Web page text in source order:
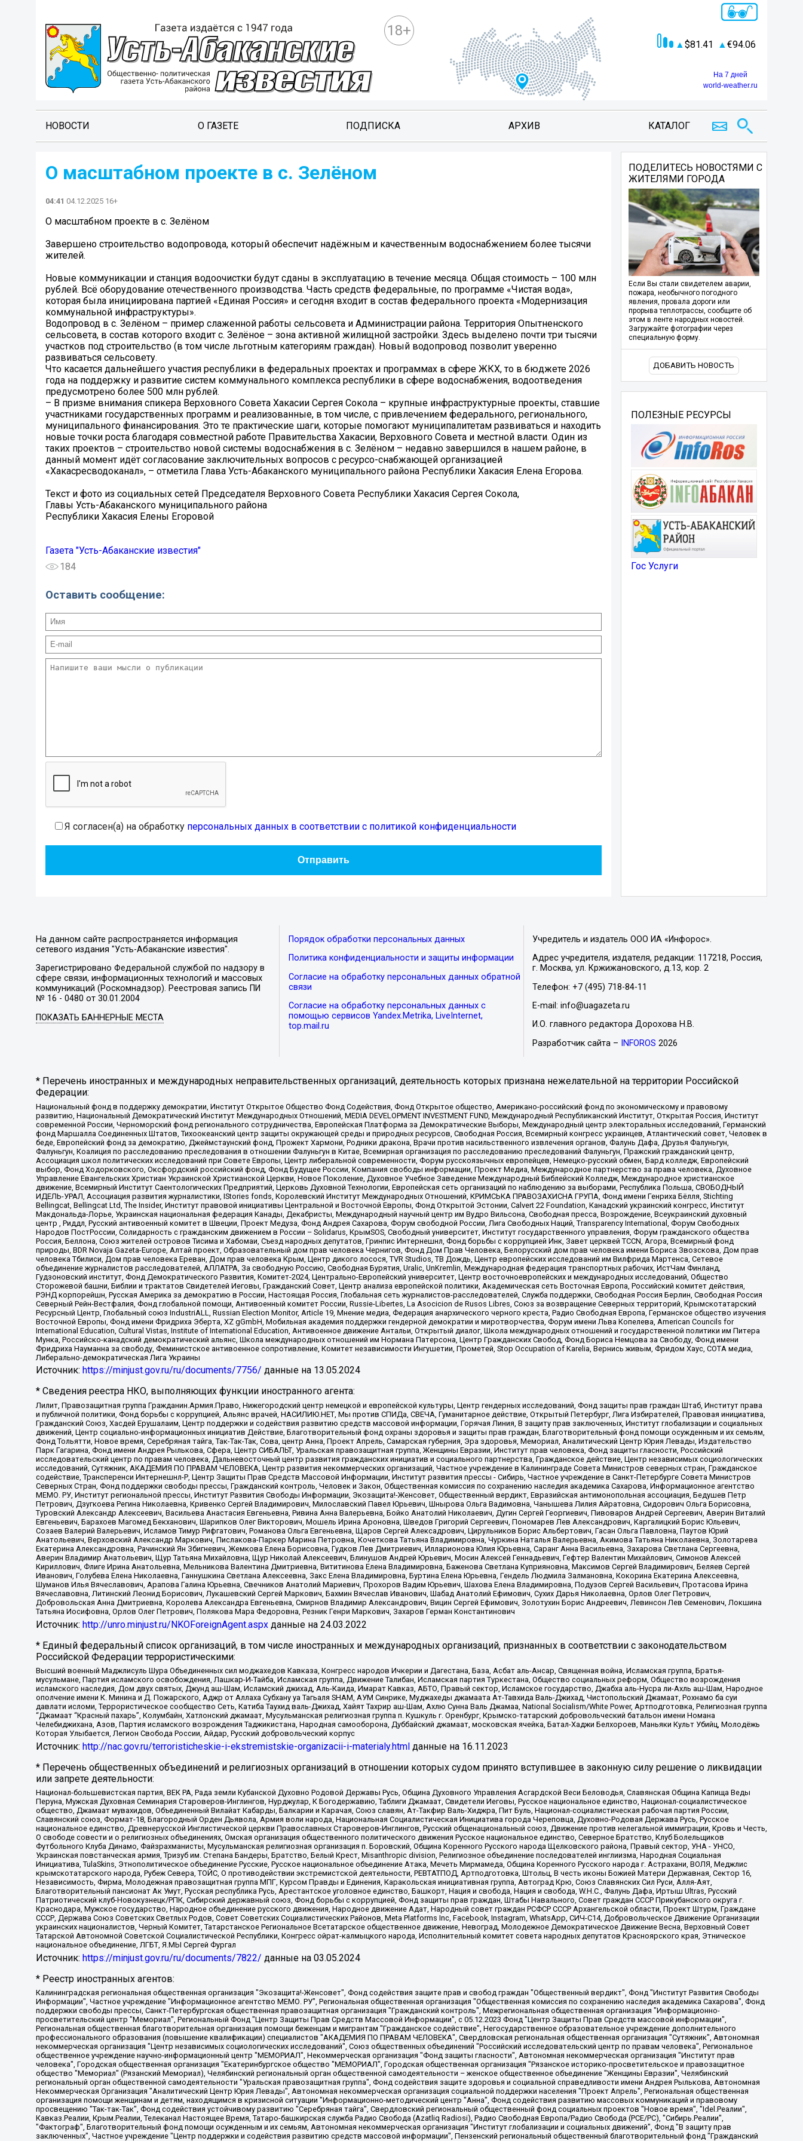
18+
81.41 94.06
На 7 дней
world-weather.ru
НОВОСТИ О ГАЗЕТЕ ПОДПИСКА АРХИВ КАТАЛОГ
О масштабном проекте в с. Зелёном
04:41 04.12.2025 16+
О масштабном проекте в с. Зелёном
Завершено строительство водопровода, который обеспечит надёжным и качественным водоснабжением более тысячи
жителей.
Новые коммуникации и станция водоочистки будут сданы в эксплуатацию в течение месяца. Общая стоимость – 100 млн
рублей. Всё оборудование отечественного производства. Часть средств федеральные, по программе «Чистая вода»,
которая была инициирована партией «Единая Россия» и сегодня входит в состав федерального проекта «Модернизация
коммунальной инфраструктуры».
Водопровод в с. Зелёном – пример слаженной работы сельсовета и Администрации района. Территория Опытненского
сельсовета, в состав которого входит с. Зелёное – зона активной жилищной застройки. Здесь выделено почти три тысячи
участков под строительство (в том числе льготным категориям граждан). Новый водопровод позволит уверенно
развиваться сельсовету.
Что касается дальнейшего участия республики в федеральных проектах и программах в сфере ЖКХ, то в бюджете 2026
года на поддержку и развитие систем коммунального комплекса республики в сфере водоснабжения, водоотведения
предусмотрено более 500 млн рублей.
– В призме внимания спикера Верховного Совета Хакасии Сергея Сокола – крупные инфраструктурные проекты, ставшие
участниками государственных программ и реализованные, в том числе, с привлечением федерального, регионального,
муниципального финансирования. Это те практические шаги, которые помогают муниципалитетам развиваться и находить
новые точки роста благодаря совместной работе Правительства Хакасии, Верховного Совета и местной власти. Один из
таких проектов – строительство новой системы водоснабжения в с. Зелёном – недавно завершился в нашем районе, в
данный момент идёт согласование заключительных вопросов с ресурсо-снабжающей организацией
«Хакасресводоканал», – отметила Глава Усть-Абаканского муниципального района Республики Хакасия Елена Егорова.
Текст и фото из социальных сетей Председателя Верховного Совета Республики Хакасия Сергея Сокола,
Главы Усть-Абаканского муниципального района
Республики Хакасия Елены Егоровой
Газета "Усть-Абаканские известия"
184
Оставить сообщение:
Я согласен(а) на обработку персональных данных в соответствии с политикой конфиденциальности
ПОДЕЛИТЕСЬ НОВОСТЯМИ С
ЖИТЕЛЯМИ ГОРОДА
Если Вы стали свидетелем аварии,
пожара, необычного погодного
явления, провала дороги или
прорыва теплотрассы, сообщите об
этом в ленте народных новостей.
Загружайте фотографии через
специальную форму.
ДОБАВИТЬ НОВОСТЬ
ПОЛЕЗНЫЕ РЕСУРСЫ
Гос Услуги
На данном сайте распространяется информация
сетевого издания "Усть-Абаканские известия".
Зарегистрировано Федеральной службой по надзору в
сфере связи, информационных технологий и массовых
коммуникаций (Роскомнадзор). Реестровая запись ПИ
№ 16 - 0480 от 30.01.2004
ПОКАЗАТЬ БАННЕРНЫЕ МЕСТА
Порядок обработки персональных данных
Политика конфиденциальности и защиты информации
Согласие на обработку персональных данных обратной
связи
Согласие на обработку персональных данных с
помощью сервисов Yandex.Metrika, LiveInternet,
top.mail.ru
Учредитель и издатель ООО ИА «Инфорос».
Адрес учредителя, издателя, редакции: 117218, Россия,
г. Москва, ул. Кржижановского, д.13, кор. 2
Телефон: +7 (495) 718-84-11
E-mail: info@uagazeta.ru
И.О. главного редактора Дорохова Н.В.
Разработчик сайта –
INFOROS 2026
* Перечень иностранных и международных неправительственных организаций, деятельность которых признана нежелательной на территории Российской
Федерации:
Национальный фонд в поддержку демократии, Институт Открытое Общество Фонд Содействия, Фонд Открытое общество, Американо-российский фонд по экономическому и правовому
развитию, Национальный Демократический Институт Международных Отношений, MEDIA DEVELOPMENT INVESTMENT FUND, Международный Республиканский Институт, Открытая Россия, Институт
современной России, Черноморский фонд регионального сотрудничества, Европейская Платформа за Демократические Выборы, Международный центр электоральных исследований, Германский
фонд Маршалла Соединенных Штатов, Тихоокеанский центр защиты окружающей среды и природных ресурсов, Свободная Россия, Всемирный конгресс украинцев, Атлантический совет, Человек в
беде, Европейский фонд за демократию, Джеймстаунский фонд, Прожект Хармони, Родники дракона, Врачи против насильственного извлечения органов, Фалунь Дафа, Друзья Фалуньгун,
Фалуньгун, Коалиция по расследованию преследования в отношении Фалуньгун в Китае, Всемирная организация по расследованию преследований Фалуньгун, Пражский гражданский центр,
Ассоциация школ политических исследований при Совете Европы, Центр либеральной современности, Форум русскоязычных европейцев, Немецко-русский обмен, Бард колледж, Европейский
выбор, Фонд Ходорковского, Оксфордский российский фонд, Фонд Будущее России, Компания свободы информации, Проект Медиа, Международное партнерство за права человека, Духовное
Управление Евангельских Христиан Украинской Христианской Церкви, Новое Поколение, Духовное Учебное Заведение Международный Библейский Колледж, Международное христианское
движение, Всемирный Институт Саентологических Предприятий, Церковь Духовной Технологии, Европейская сеть организаций по наблюдению за выборами, Республика Польша, СВОБОДНЫЙ
ИДЕЛЬ-УРАЛ, Ассоциация развития журналистики, IStories fonds, Королевский Институт Международных Отношений, КРИМСЬКА ПРАВОЗАХИСНА ГРУПА, Фонд имени Генриха Бёлля, Stichting
Bellingcat, Bellingcat Ltd, The Insider, Институт правовой инициативы Центральной и Восточной Европы, Фонд Открытой Эстонии, Calvert 22 Foundation, Канадский украинский конгресс, Институт
Макдональда-Лорье, Украинская национальная федерация Канады, Декабристы, Международный научный центр им Вудро Вильсона, Свободная пресса, Возрождение, Всеукраинский духовный
центр , Риддл, Русский антивоенный комитет в Швеции, Проект Медуза, Фонд Андрея Сахарова, Форум свободной России, Лига Свободных Наций, Transparеncy International, Форум Свободных
Народов ПостРоссии, Солидарность с гражданским движением в России – Solidarus, КрымSOS, Свободный университет, Институт государственного управления, Форум гражданского общества
Россия, Беллона, Союз жителей островов Тисима и Хабомаи, Съезд народных депутатов, Гринпис Интернешнл, Фонд борьбы с коррупцией Инк, Завет церквей TCCN, Агора, Всемирный фонд
природы, BDR Novaja Gazeta-Europe, Алтай проект, Образовательный дом прав человека Чернигов, Фонд Дом Прав Человека, Белорусский дом прав человека имени Бориса Звозскова, Дом прав
человека Тбилиси, Дом прав человека Ереван, Дом прав человека Крым, Центр дикого лосося, TVR Studios, ТВ Дождь, Центр европейских исследований им Вилфрида Мартенса, Сетевое
объединение журналистов расследователей, АЛЛАТРА, За свободную Россию, Свободная Бурятия, Uralic, UnKremlin, Международная федерация транспортных рабочих, ИстЧам Финланд,
Гудзоновский институт, Фонд Демократического Развития, Комитет-2024, Центрально-Европейский университет, Центр восточноевропейских и международных исследований, Общество
Сторожевой башни, Библии и трактатов Свидетелей Иеговы, Гражданский Совет, Центр анализа европейской политики, Академическая сеть Восточная Европа, Российский комитет действия,
РЭНД корпорейшн, Русская Америка за демократию в России, Настоящая Россия, Глобальная сеть журналистов-расследователей, Служба поддержки, Свободная Россия Берлин, Свободная Россия
Северный Рейн-Вестфалия, Фонд глобальной помощи, Антивоенный комитет России, Russie-Libertes, La Asocicion de Rusos Libres, Союз за возвращение Северных территорий, Крымскотатарский
Ресурсный Центр, Глобальный союз IndustriALL, Russian Election Monitor, Article 19, Мнение медиа, Федерация анархического черного креста, Радио Свободная Европа, Германское общество изучения
Восточной Европы, Фонд имени Фридриха Эберта, XZ gGmbH, Мобильная академия поддержки гендерной демократии и миротворчества, Форум имени Льва Копелева, American Councils for
International Education, Cultural Vistas, Institute of International Education, Антивоенное движение Антальи, Открытый диалог, Школа международных отношений и государственной политики им Питера
Мунка, Российско-канадский демократический альянс, Школа международных отношений им Нормана Патерсона, Центр Гражданских Свобод, Фонд Бориса Немцова за Свободу, Фонд имени
Фридриха Науманна за свободу, Феминистское антивоенное сопротивление, Комитет независимости Ингушетии, Прометей, Stop Occupation of Karelia, Вернись живым, Фридом Хаус, СОТА медиа,
Либерально-демократическая Лига Украины
Источник: https://minjust.gov.ru/ru/documents/7756/ данные на 13.05.2024
* Сведения реестра НКО, выполняющих функции иностранного агента:
Лилит, Правозащитная группа Гражданин.Армия.Право, Нижегородский центр немецкой и европейской культуры, Центр гендерных исследований, Фонд защиты прав граждан Штаб, Институт права
и публичной политики, Фонд борьбы с коррупцией, Альянс врачей, НАСИЛИЮ.НЕТ, Мы против СПИДа, СВЕЧА, Гуманитарное действие, Открытый Петербург, Лига Избирателей, Правовая инициатива,
Гражданский Союз, Хасдей Ерушалаим, Центр поддержки и содействия развитию средств массовой информации, Горячая Линия, В защиту прав заключенных, Институт глобализации и социальных
движений, Центр социально-информационных инициатив Действие, Благотворительный фонд охраны здоровья и защиты прав граждан, Благотворительный фонд помощи осужденным и их семьям,
Фонд Тольятти, Новое время, Серебряная тайга, Так-Так-Так, Сова, центр Анна, Проект Апрель, Самарская губерния, Эра здоровья, Мемориал, Аналитический Центр Юрия Левады, Издательство
Парк Гагарина, Фонд имени Андрея Рылькова, Сфера, Центр СИБАЛЬТ, Уральская правозащитная группа, Женщины Евразии, Институт прав человека, Фонд защиты гласности, Российский
исследовательский центр по правам человека, Дальневосточный центр развития гражданских инициатив и социального партнерства, Гражданское действие, Центр независимых социологических
исследований, Сутяжник, АКАДЕМИЯ ПО ПРАВАМ ЧЕЛОВЕКА, Центр развития некоммерческих организаций, Частное учреждение в Калининграде Совета Министров северных стран, Гражданское
содействие, Трансперенси Интернешнл-Р, Центр Защиты Прав Средств Массовой Информации, Институт развития прессы - Сибирь, Частное учреждение в Санкт-Петербурге Совета Министров
Северных Стран, Фонд поддержки свободы прессы, Гражданский контроль, Человек и Закон, Общественная комиссия по сохранению наследия академика Сахарова, Информационное агентство
МЕМО. РУ, Институт региональной прессы, Институт Развития Свободы Информации, Экозащита!-Женсовет, Общественный вердикт, Евразийская антимонопольная ассоциация, Бедушев Петр
Петрович, Дзугкоева Регина Николаевна, Кривенко Сергей Владимирович, Милославский Павел Юрьевич, Шнырова Ольга Вадимовна, Чанышева Лилия Айратовна, Сидорович Ольга Борисовна,
Туровский Александр Алексеевич, Васильева Анастасия Евгеньевна, Ривина Анна Валерьевна, Бойко Анатолий Николаевич, Дугин Сергей Георгиевич, Пивоваров Андрей Сергеевич, Аверин Виталий
Евгеньевич, Барахоев Магомед Бекханович, Шарипков Олег Викторович, Мошель Ирина Ароновна, Шведов Григорий Сергеевич, Пономарев Лев Александрович, Каргалицкий Борис Юльевич,
Созаев Валерий Валерьевич, Исламов Тимур Рифгатович, Романова Ольга Евгеньевна, Щаров Сергей Алексадрович, Цирульников Борис Альбертович, Гасан Ольга Павловна, Паутов Юрий
Анатольевич, Верховский Александр Маркович, Пислакова-Паркер Марина Петровна, Кочеткова Татьяна Владимировна, Чуркина Наталья Валерьевна, Акимова Татьяна Николаевна, Золотарева
Екатерина Александровна, Рачинский Ян Збигневич, Жемкова Елена Борисовна, Гудков Лев Дмитриевич, Илларионова Юлия Юрьевна, Саранг Анна Васильевна, Захарова Светлана Сергеевна,
Аверин Владимир Анатольевич, Щур Татьяна Михайловна, Щур Николай Алексеевич, Блинушов Андрей Юрьевич, Мосин Алексей Геннадьевич, Гефтер Валентин Михайлович, Симонов Алексей
Кириллович, Флиге Ирина Анатольевна, Мельникова Валентина Дмитриевна, Вититинова Елена Владимировна, Баженова Светлана Куприяновна, Максимов Сергей Владимирович, Беляев Сергей
Иванович, Голубева Елена Николаевна, Ганнушкина Светлана Алексеевна, Закс Елена Владимировна, Буртина Елена Юрьевна, Гендель Людмила Залмановна, Кокорина Екатерина Алексеевна,
Шуманов Илья Вячеславович, Арапова Галина Юрьевна, Свечников Анатолий Мариевич, Прохоров Вадим Юрьевич, Шахова Елена Владимировна, Подузов Сергей Васильевич, Протасова Ирина
Вячеславовна, Литинский Леонид Борисович, Лукашевский Сергей Маркович, Бахмин Вячеслав Иванович, Шабад Анатолий Ефимович, Сухих Дарья Николаевна, Орлов Олег Петрович,
Добровольская Анна Дмитриевна, Королева Александра Евгеньевна, Смирнов Владимир Александрович, Вицин Сергей Ефимович, Золотухин Борис Андреевич, Левинсон Лев Семенович, Локшина
Татьяна Иосифовна, Орлов Олег Петрович, Полякова Мара Федоровна, Резник Генри Маркович, Захаров Герман Константинович
Источник: http://unro.minjust.ru/NKOForeignAgent.aspx данные на 24.03.2022
* Единый федеральный список организаций, в том числе иностранных и международных организаций, признанных в соответствии с законодательством
Российской Федерации террористическими:
Высший военный Маджлисуль Шура Объединенных сил моджахедов Кавказа, Конгресс народов Ичкерии и Дагестана, База, Асбат аль-Ансар, Священная война, Исламская группа, Братья-
мусульмане, Партия исламского освобождения, Лашкар-И-Тайба, Исламская группа, Движение Талибан, Исламская партия Туркестана, Общество социальных реформ, Общество возрождения
исламского наследия, Дом двух святых, Джунд аш-Шам, Исламский джихад, Аль-Каида, Имарат Кавказ, АБТО, Правый сектор, Исламское государство, Джабха аль-Нусра ли-Ахль аш-Шам, Народное
ополчение имени К. Минина и Д. Пожарского, Аджр от Аллаха Субхану уа Тагьаля SHAM, АУМ Синрике, Муджахеды джамаата Ат-Тавхида Валь-Джихад, Чистопольский Джамаат, Рохнамо ба суи
давлати исломи, Террористическое сообщество Сеть, Катиба Таухид валь-Джихад, Хайят Тахрир аш-Шам, Ахлю Сунна Валь Джамаа, National Socialism/White Power, Артподготовка, Религиозная группа
“Джамаат “Красный пахарь”, Колумбайн, Хатлонский джамаат, Мусульманская религиозная группа п. Кушкуль г. Оренбург, Крымско-татарский добровольческий батальон имени Номана
Челебиджихана, Азов, Партия исламского возрождения Таджикистана, Народная самооборона, Дуббайский джамаат, московская ячейка, Батал-Хаджи Белхороев, Маньяки Культ Убийц, Молодёжь
Которая Улыбается, Легион Свобода России, Айдар, Русский добровольческий корпус
Источник: http://nac.gov.ru/terroristicheskie-i-ekstremistskie-organizacii-i-materialy.html данные на 16.11.2023
* Перечень общественных объединений и религиозных организаций в отношении которых судом принято вступившее в законную силу решение о ликвидации
или запрете деятельности:
Национал-большевистская партия, ВЕК РА, Рада земли Кубанской Духовно Родовой Державы Русь, Община Духовного Управления Асгардской Веси Беловодья, Славянская Община Капища Веды
Перуна, Мужская Духовная Семинария Староверов-Инглингов, Нурджулар, К Богодержавию, Таблиги Джамаат, Свидетели Иеговы, Русское национальное единство, Национал-социалистическое
общество, Джамаат мувахидов, Объединенный Вилайат Кабарды, Балкарии и Карачая, Союз славян, Ат-Такфир Валь-Хиджра, Пит Буль, Национал-социалистическая рабочая партия России,
Славянский союз, Формат-18, Благородный Орден Дьявола, Армия воли народа, Национальная Социалистическая Инициатива города Череповца, Духовно-Родовая Держава Русь, Русское
национальное единство, Древнерусской Инглистической церкви Православных Староверов-Инглингов, Русский общенациональный союз, Движение против нелегальной иммиграции, Кровь и Честь,
О свободе совести и о религиозных объединениях, Омская организация общественного политического движения Русское национальное единство, Северное Братство, Клуб Болельщиков
Футбольного Клуба Динамо, Файзрахманисты, Мусульманская религиозная организация п. Боровский, Община Коренного Русского народа Щелковского района, Правый сектор, УНА - УНСО,
Украинская повстанческая армия, Тризуб им. Степана Бандеры, Братство, Белый Крест, Misanthropic division, Религиозное объединение последователей инглиизма, Народная Социальная
Инициатива, TulaSkins, Этнополитическое объединение Русские, Русское национальное объединение Атака, Мечеть Мирмамеда, Община Коренного Русского народа г. Астрахани, ВОЛЯ, Меджлис
крымскотатарского народа, Рубеж Севера, ТОЙС, О противодействии экстремистской деятельности, РЕВТАТПОД, Артподготовка, Штольц, В честь иконы Божией Матери Державная, Сектор 16,
Независимость, Фирма, Молодежная правозащитная группа МПГ, Курсом Правды и Единения, Каракольская инициативная группа, Автоград Крю, Союз Славянских Сил Руси, Алля-Аят,
Благотворительный пансионат Ак Умут, Русская республика Русь, Арестантское уголовное единство, Башкорт, Нация и свобода, Нация и свобода, W.H.С., Фалунь Дафа, Иртыш Ultras, Русский
Патриотический клуб-Новокузнецк/РПК, Сибирский державный союз, Фонд борьбы с коррупцией, Фонд защиты прав граждан, Штабы Навального, Совет граждан СССР Прикубанского округа г.
Краснодара, Мужское государство, Народное объединение русского движения, Народное движение Адат, Народный совет граждан РСФСР СССР Архангельской области, Проект Штурм, Граждане
СССР, Держава Союз Советских Светлых Родов, Совет Советских Социалистических Районов, Meta Platforms Inc, Facebook, Instagram, WhatsApp, СИЧ-С14, Добровольческое Движение Организации
украинских националистов, Черный Комитет, Татарстанское Региональное Всетатарское общественное движение, Невоград, Молодежное Демократическое Движение Весна, Верховный Совет
Татарской Автономной Советской Социалистической Республики, Конгресс ойрат-калмыцкого народа, Исполнительный комитет совета народных депутатов Красноярского края, Этническое
национальное объединение, ЛГБТ, Я.МЫ Сергей Фургал
Источник: https://minjust.gov.ru/ru/documents/7822/ данные на 03.05.2024
* Реестр иностранных агентов:
Калининградская региональная общественная организация "Экозащита!-Женсовет", Фонд содействия защите прав и свобод граждан "Общественный вердикт", Фонд "Институт Развития Свободы Информации", Частное учреждение "Информационное агентство МЕМО. РУ", Региональная общественная организация "Общественная комиссия по сохранению наследия академика Сахарова", Фонд поддержки свободы прессы, Санкт-Петербургская общественная правозащитная организация "Гражданский контроль", Межрегиональная общественная организация "Информационно-просветительский центр "Мемориал", Региональный Фонд "Центр Защиты Прав Средств Массовой Информации", с 05.12.2023 Фонд "Центр Защиты Прав Средств массовой информации", Региональная общественная благотворительная организация помощи беженцам и мигрантам "Гражданское содействие", Негосударственное образовательное учреждение дополнительного профессионального образования (повышение квалификации) специалистов "АКАДЕМИЯ ПО ПРАВАМ ЧЕЛОВЕКА", Свердловская региональная общественная организация "Сутяжник", Автономная некоммерческая организация "Центр независимых социологических исследований", Союз общественных объединений "Российский исследовательский центр по правам человека", Региональное общественное учреждение научно-информационный центр "МЕМОРИАЛ", Некоммерческая организация "Фонд защиты гласности", Автономная некоммерческая организация "Институт прав человека", Городская общественная организация "Екатеринбургское общество "МЕМОРИАЛ", Городская общественная организация "Рязанское историко-просветительское и правозащитное общество "Мемориал" (Рязанский Мемориал), Челябинский региональный орган общественной самодеятельности – женское общественное объединение "Женщины Евразии", Челябинский региональный орган общественной самодеятельности "Уральская правозащитная группа", Фонд содействия защите здоровья и социальной справедливости имени Андрея Рылькова, Автономная Некоммерческая Организация "Аналитический Центр Юрия Левады", Автономная некоммерческая организация социальной поддержки населения "Проект Апрель", Региональная общественная организация помощи женщинам и детям, находящимся в кризисной ситуации "Информационно-методический центр "Анна", Фонд содействия развитию массовых коммуникаций и правовому просвещению "Так-так-Так", Фонд содействия устойчивому развитию "Серебряная тайга", Свердловский региональный общественный фонд социальных проектов "Новое время", "Idel.Реалии", Кавказ.Реалии, Крым.Реалии, Телеканал Настоящее Время, Татаро-башкирская служба Радио Свобода (Azatliq Radiosi), Радио Свободная Европа/Радио Свобода (PCE/PC), "Сибирь.Реалии", "Фактограф", Благотворительный фонд помощи осужденным и их семьям, Автономная некоммерческая организация "Институт глобализации и социальных движений", Фонд "В защиту прав заключенных", Частное учреждение "Центр поддержки и содействия развитию средств массовой информации", Пензенский региональный общественный благотворительный фонд "Гражданский союз", "Север.Реалии", Некоммерческая организация Фонд "Правовая инициатива", Общество с ограниченной ответственностью "Радио Свободная Европа/Радио Свобода", Чешское информационное агентство "MEDIUM-ORIENT", Красноярская региональная общественная организация "Мы против СПИДа", Камалягин Денис Николаевич, Маркелов Сергей Евгеньевич, Пономарев Лев Александрович, Савицкая Людмила Алексеевна, Автономная некоммерческая организация "Центр по работе с проблемой насилия "НАСИЛИЮ.НЕТ", Межрегиональный профессиональный союз работников здравоохранения "Альянс врачей", Юридическое лицо, зарегистрированное в Латвийской Республике, SIA "Medusa Project" (регистрационный номер 40103797863, дата регистрации 10.06.2014), Некоммерческая организация "Фонд по борьбе с коррупцией", Автономная некоммерческая организация "Институт права и публичной политики", Баданин Роман Сергеевич, Гликин Максим Александрович, Железнова Мария Михайловна, Лукьянова Юлия Сергеевна, Маетная Елизавета Витальевна, Маняхин Петр Борисович, Чуракова Ольга Владимировна, Ярош Юлия Петровна, Юридическое лицо "The Insider SIA", зарегистрированное в Риге, Латвийская Республика (дата регистрации 26.06.2015), являющееся администратором доменного имени интернет-издания "The Insider SIA", https://theins.ru, Постернак Алексей Евгеньевич, Рубин Михаил Аркадьевич, Анин Роман Александрович, Юридическое лицо Istories fonds, зарегистрированное в Латвийской Республике (регистрационный номер 50008295751, дата регистрации 24.02.2020), Великовский Дмитрий Александрович, Долинина Ирина Николаевна, Мароховская Алеся Алексеевна, Шлейнов Роман Юрьевич, Шмагун Олеся Валентиновна, Общество с ограниченной ответственностью "Альтаир 2021", Общество с ограниченной ответственностью "Вега 2021", Общество с ограниченной ответственностью "Главный редактор 2021", Общество с ограниченной ответственностью "Ромашки монолит", Важенков Артем Валерьевич, Ивановская областная общественная организация "Центр гендерных исследований", Гурман Юрий Альбертович, Медиапроект "ОВД-Инфо", Егоров Владимир Владимирович, Жилинский Владимир Александрович, Общество с ограниченной ответственностью "ЗП", Иванова София Юрьевна, Карезина Инна Павловна, Кильтау Екатерина Викторовна, Петров Алексей Викторович, Пискунов Сергей Евгеньевич, Смирнов Сергей Сергеевич, Тихонов Михаил Сергеевич, Общество с ограниченной ответственностью "ЖУРНАЛИСТ-ИНОСТРАННЫЙ АГЕНТ", Арапова Галина Юрьевна, Вольтская Татьяна Анатольевна, Американская компания "Mason G.E.S. Anonymous Foundation" (США), являющаяся владельцем интернет-издания https://mnews.world/, Компания "Stichting Bellingcat", зарегистрированная в Нидерландах (дата регистрации 11.07.2018), Захаров Андрей Вячеславович, Клепиковская Екатерина Дмитриевна, Общество с ограниченной ответственностью "МЕМО", Перл Роман Александрович, Симонов Евгений Алексеевич, Соловьева Елена Анатольевна, Сотников Даниил Владимирович, Сурначева Елизавета Дмитриевна, Автономная некоммерческая организация по защите прав человека и информированию населения "Якутия – Наше Мнение", Общество с ограниченной ответственностью "Москоу диджитал медиа", с 26.01.2023 Общество с ограниченной ответственностью "Чайка Белые сады", Ветошкина Валерия Валерьевна, Заговора Максим Александрович, Межрегиональное общественное движение "Российская ЛГБТ - сеть", Оленичев Максим Владимирович, Павлов Иван Юрьевич, Скворцова Елена Сергеевна, Общество с ограниченной ответственностью "Как бы инагент", Кочетков Игорь Викторович, Общество с ограниченной ответственностью "Честные выборы", Еланчик Олег Александрович, Общество с ограниченной ответственностью "Нобелевский призыв", Гималова Регина Эмилевна, Григорьев Андрей Валерьевич, Григорьева Алина Александровна, Ассоциация по содействию защите прав призывников, альтернативнослужащих и военнослужащих "Правозащитная группа "Гражданин.Армия.Право", Хисамова Регина Фаритовна, Автономная некоммерческая организация по реализации социально-правовых программ "Лилит", Дальневосточное общественное движение "Маяк", Санкт-Петербургская ЛГБТ-инициативная группа "Выход", Инициативная группа ЛГБТ+ "Реверс", Алексеев Андрей Викторович, Бекбулатова Таисия Львовна, Беляев Иван Михайлович, Владыкина Елена Сергеевна, Гельман Марат Александрович, Никульшина Вероника Юрьевна, Толоконникова Надежда Андреевна, Шендерович Виктор Анатольевич, Общество с ограниченной ответственностью "Данное сообщение", Общество с ограниченной ответственностью Издательский дом "Новая глава", Айнбиндер Александра Александровна, Московский комьюнити-центр для ЛГБТ+инициатив, Благотворительный фонд развития филантропии, Deutsche Welle (Германия, Kurt-Schumacher-Strasse 3, 53113 Bonn), Борзунова Мария Михайловна, Воробьев Виктор Викторович, Голубева Анна Львовна, Константинова Алла Михайловна, Малкова Ирина Владимировна, Мурадов Мурад Абдулгалимович, Осетинская Елизавета Николаевна, Понасенков Евгений Николаевич, Ганапольский Матвей Юрьевич, Киселев Евгений Алексеевич, Борухович Ирина Григорьевна, Дремин Иван Тимофеевич, Дубровский Дмитрий Викторович, Красноярская региональная общественная организация поддержки и развития альтернативных образовательных технологий и межкультурных коммуникаций "ИНТЕРРА", Маяковская Екатерина Алексеевна, Фейгин Марк Захарович, Филимонов Андрей Викторович, Дзугкоева Регина Николаевна, Доброхотов Роман Александрович, Дудь Юрий Александрович, Елкин Сергей Владимирович, Кругликов Кирилл Игоревич, Сабунаева Мария Леонидовна, Семенов Алексей Владимирович, Шаинян Карен Багратович, Шульман Екатерина Михайловна, Асафьев Артур Валерьевич, Вахштайн Виктор Семенович, Венедиктов Алексей Алексеевич, Лушникова Екатерина Евгеньевна, Волков Леонид Михайлович, Невзоров Александр Глебович, Пархоменко Сергей Борисович, Сироткин Ярослав Николаевич, Кара-Мурза Владимир Владимирович, Баранова Наталья Владимировна, Гозман Леонид Яковлевич, Кагарлицкий Борис Юльевич, Климарев Михаил Валерьевич, Милов Владимир Станиславович, Автономная некоммерческая организация Краснодарский центр современного искусства "Типография", Моргенштерн Алишер Тагирович, Соболь Любовь Эдуардовна, Общество с ограниченной ответственностью "ЛИЗА НОРМ", Каспаров Гарри Кимович, Ходорковский Михаил Борисович, Общество с ограниченной ответственностью "Апрельские тезисы", Данилович Ирина Брониславовна, Кашин Олег Владимирович, Петров Николай Владимирович, Пивоваров Алексей Владимирович, Соколов Михаил Владимирович, Цветкова Юлия Владимировна, Чичваркин Евгений Александрович, Комитет против пыток/Команда против пыток, Общество с ограниченной ответственностью "Первый научный", Общество с ограниченной ответственностью "Вертолет и ко", Белоцерковская Вероника Борисовна, Кац Максим Евгеньевич, Лазарева Татьяна Юрьевна, Шаведдинов Руслан Табризович, Яшин Илья Валерьевич, Общество с ограниченной ответственностью "Иноагент ААВ", Алешковский Дмитрий Петрович, Альбац Евгения Марковна, Быков Дмитрий Львович, Галямина Юлия Евгеньевна, Лойко Сергей Леонидович, Мартынов Кирилл Константинович, Медведев Сергей Александрович, Крашенинников Федор Геннадиевич, Гордеева Катерина Вл